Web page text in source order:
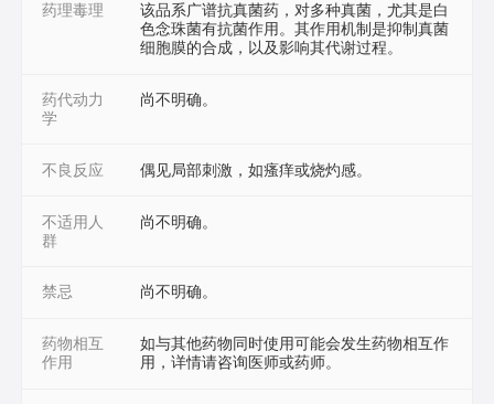
药理毒理
该品系广谱抗真菌药，对多种真菌，尤其是白
色念珠菌有抗菌作用。其作用机制是抑制真菌
细胞膜的合成，以及影响其代谢过程。
药代动力
学
尚不明确。
不良反应 偶见局部刺激，如瘙痒或烧灼感。
不适用人
群
尚不明确。
禁忌 尚不明确。
药物相互
作用
如与其他药物同时使用可能会发生药物相互作
用，详情请咨询医师或药师。